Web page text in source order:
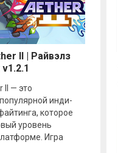
II | Райвэлз
II — это
инди-
которое
уровень
Игра